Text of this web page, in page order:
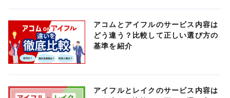
アコムとアイフルのサービス内容は
どう違う？比較して正しい選び方の
基準を紹介
アイフルとレイクのサービス内容は